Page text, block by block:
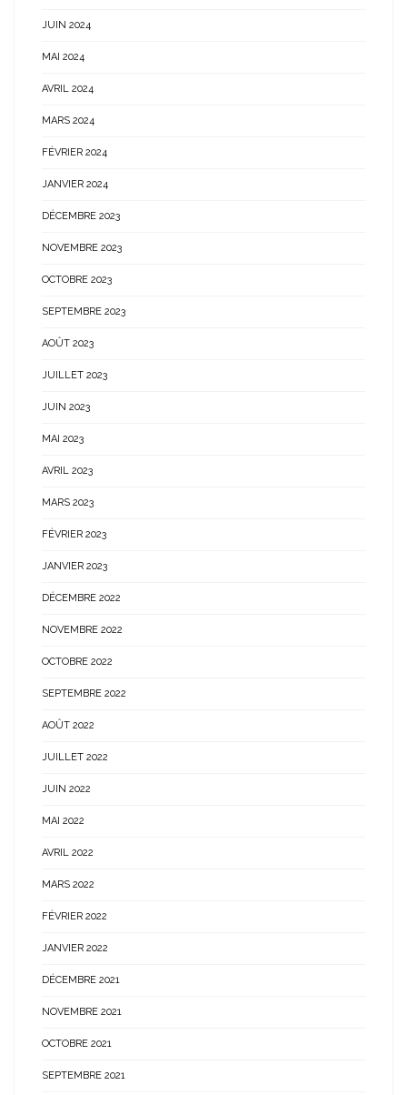
JUIN 2024
MAI 2024
AVRIL 2024
MARS 2024
FÉVRIER 2024
JANVIER 2024
DÉCEMBRE 2023
NOVEMBRE 2023
OCTOBRE 2023
SEPTEMBRE 2023
AOÛT 2023
JUILLET 2023
JUIN 2023
MAI 2023
AVRIL 2023
MARS 2023
FÉVRIER 2023
JANVIER 2023
DÉCEMBRE 2022
NOVEMBRE 2022
OCTOBRE 2022
SEPTEMBRE 2022
AOÛT 2022
JUILLET 2022
JUIN 2022
MAI 2022
AVRIL 2022
MARS 2022
FÉVRIER 2022
JANVIER 2022
DÉCEMBRE 2021
NOVEMBRE 2021
OCTOBRE 2021
SEPTEMBRE 2021